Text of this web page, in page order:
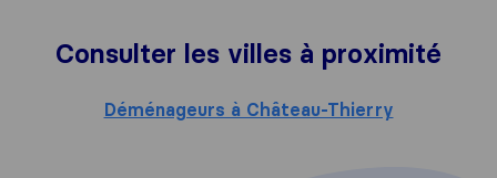
Consulter les villes à proximité
Déménageurs à Château-Thierry